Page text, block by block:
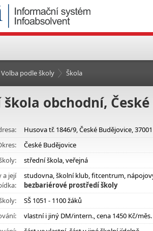
Volba podle školy Škola
obchodní,
Husova tř. 1846/9, České Budějovice, 37001
České Budějovice
střední škola, veřejná
a její
studovna, školní klub, fitcentrum,
bezbariérové prostředí školy
SŠ 1051 - 1100 žáků
vlastní i jiný DM/intern., cena 1450 Kč/měs.